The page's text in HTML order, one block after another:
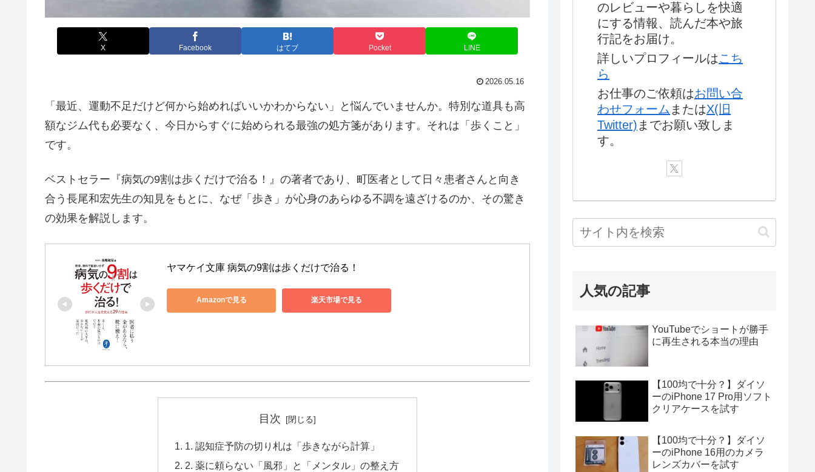
X Facebook はてブ Pocket LINE
2026.05.16
「最近、運動不足だけど何から始めればいいかわからない」と悩んでいませんか。特別な道具も高
額なジム代も必要なく、今日からすぐに始められる最強の処方箋があります。それは「歩くこと」
です。
ベストセラー『病気の9割は歩くだけで治る！』の著者であり、町医者として日々患者さんと向き
合う長尾和宏先生の知見をもとに、なぜ「歩き」が心身のあらゆる不調を遠ざけるのか、その驚き
の効果を解説します。
ヤマケイ文庫 病気の9割は歩くだけで治る！
Amazonで見る 楽天市場で見る
目次
1. 認知症予防の切り札は「歩きながら計算」
2. 薬に頼らない「風邪」と「メンタル」の整え方
のレビューや暮らしを快適
にする情報、読んだ本や旅
行記をお届け。
詳しいプロフィールはこち
ら
お仕事のご依頼はお問い合
わせフォーム またはX(旧
Twitter) までお願い致しま
す。
人気の記事
YouTubeでショートが勝手
に再生される本当の理由
【100均で十分？】ダイソ
ーのiPhone 17 Pro用ソフト
クリアケースを試す
【100均で十分？】ダイソ
ーのiPhone 16用のカメラ
レンズカバーを試す